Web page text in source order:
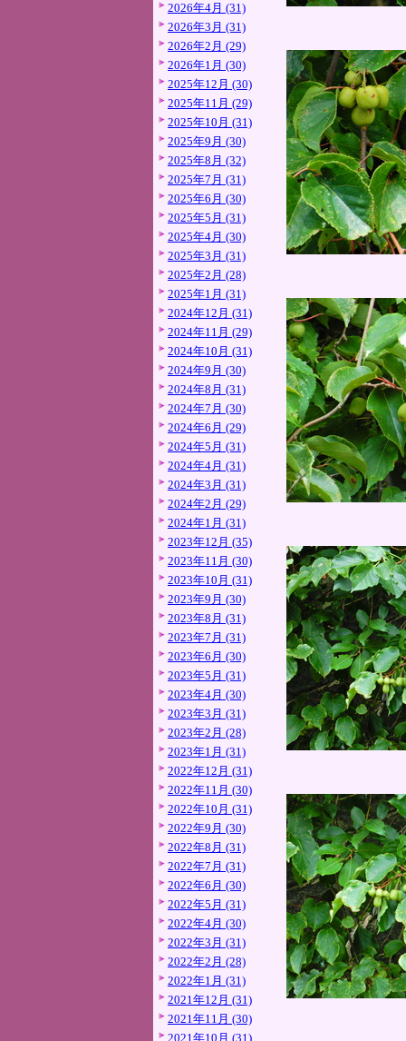
2026年4月 (31)
2026年3月 (31)
2026年2月 (29)
2026年1月 (30)
2025年12月 (30)
2025年11月 (29)
2025年10月 (31)
2025年9月 (30)
2025年8月 (32)
2025年7月 (31)
2025年6月 (30)
2025年5月 (31)
2025年4月 (30)
2025年3月 (31)
2025年2月 (28)
2025年1月 (31)
2024年12月 (31)
2024年11月 (29)
2024年10月 (31)
2024年9月 (30)
2024年8月 (31)
2024年7月 (30)
2024年6月 (29)
2024年5月 (31)
2024年4月 (31)
2024年3月 (31)
2024年2月 (29)
2024年1月 (31)
2023年12月 (35)
2023年11月 (30)
2023年10月 (31)
2023年9月 (30)
2023年8月 (31)
2023年7月 (31)
2023年6月 (30)
2023年5月 (31)
2023年4月 (30)
2023年3月 (31)
2023年2月 (28)
2023年1月 (31)
2022年12月 (31)
2022年11月 (30)
2022年10月 (31)
2022年9月 (30)
2022年8月 (31)
2022年7月 (31)
2022年6月 (30)
2022年5月 (31)
2022年4月 (30)
2022年3月 (31)
2022年2月 (28)
2022年1月 (31)
2021年12月 (31)
2021年11月 (30)
2021年10月 (31)